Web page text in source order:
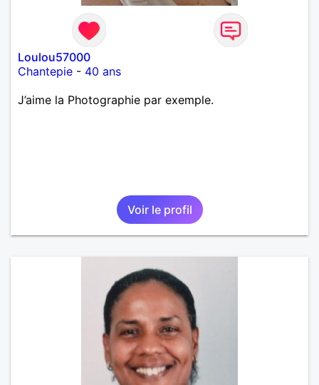
Loulou57000
Chantepie - 40 ans
J’aime la Photographie par exemple.
Voir le profil